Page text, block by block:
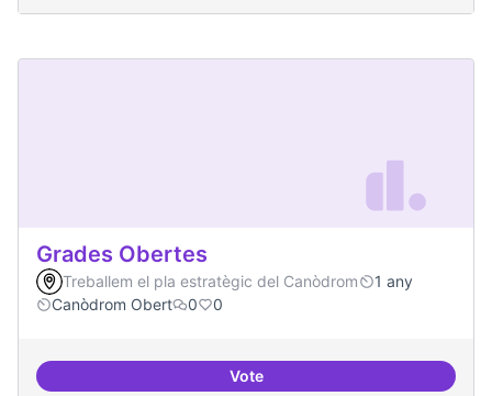
Grades Obertes
Treballem el pla estratègic del Canòdrom
1 any
Canòdrom Obert
0 0
VoteGrades Obertes